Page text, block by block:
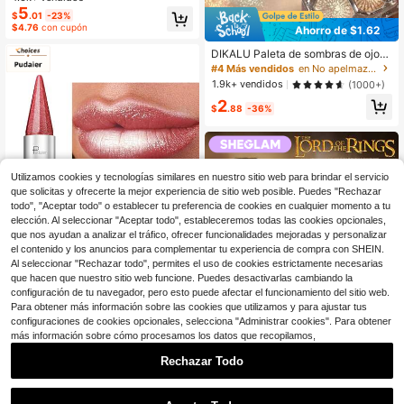
CosméTica Maquillaje Para Mujere
s Y NiñAs
$5.01 -23%
$4.76 con cupón
Pudaier Lápiz labial de terciopelo p
erlado impermeable y antiadherent
e, con textura hidratante y suave ap
¡Casi agotado!
1.2k+ vendidos
Ahorro de $1.62
DIKALU Paleta de sombras de ojos
de 4 colores, 1 pieza de producto d
e maquillaje de ojos altamente pigm
entado y de larga duración para muj
eres
#4 Más vendidos
en No apelmaza Paletas de sombras de ojos
1.9k+ vendidos
(1000+)
$2.88 -36%
5
1
Utilizamos cookies y tecnologías similares en nuestro sitio web para brindar el servicio
que solicitas y ofrecerte la mejor experiencia de sitio web posible. Puedes "Rechazar
todo", "Aceptar todo" o establecer tu preferencia de cookies en cualquier momento a tu
elección. Al seleccionar "Aceptar todo", estableceremos todas las cookies opcionales,
que nos ayudan a analizar el tráfico, ofrecer funcionalidades mejoradas y personalizar
el contenido y los anuncios para complementar tu experiencia de compra con SHEIN.
Al seleccionar "Rechazar todo", permites el uso de cookies estrictamente necesarias
que hacen que nuestro sitio web funcione. Puedes desactivarlas cambiando la
configuración de tu navegador, pero esto puede afectar el funcionamiento del sitio web.
Para obtener más información sobre las cookies que utilizamos y para ajustar tus
configuraciones de cookies opcionales, selecciona "Administrar cookies". Para obtener
más información sobre cómo procesamos los datos que recopilamos,
Rechazar Todo